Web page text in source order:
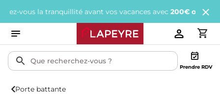
la tranquillité avant vos vacances avec200€ offertstous
Prendre RDV
Porte battante